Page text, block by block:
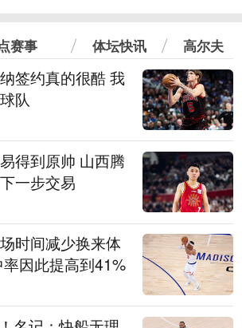
赛事 体坛快讯 高尔夫
签约真的很酷 我
队
得到原帅 山西腾
一步交易
时间减少换来体
因此提高到41%